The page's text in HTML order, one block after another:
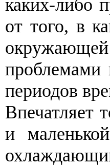
каких-либо
от того, в
проблемами
периодов
Впечатляет
и